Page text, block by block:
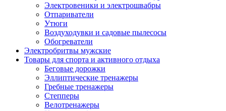
Электровеники и электрошвабры
Отпариватели
Утюги
Воздуходувки и садовые пылесосы
Обогреватели
Электробритвы мужские
Товары для спорта и активного отдыха
Беговые дорожки
Эллиптические тренажеры
Гребные тренажеры
Степперы
Велотренажеры